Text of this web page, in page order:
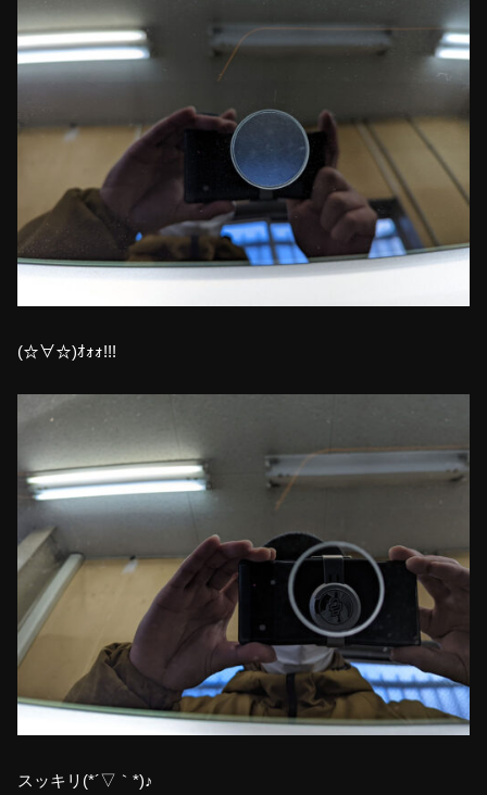
(☆∀☆)ｵｫｫ!!!
スッキリ(*´▽｀*)♪